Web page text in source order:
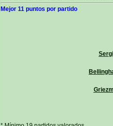
Mejor 11 puntos por partido